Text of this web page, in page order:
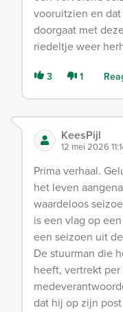
vooruitzien en
doorgaat met
riedeltje weer
3 1
KeesPijl
12 mei 2026
Prima verhaal.
het leven
waardeloos
is een vlag op
een seizoen uit
De stuurman die
heeft, vertrekt per
dat hij op zijn